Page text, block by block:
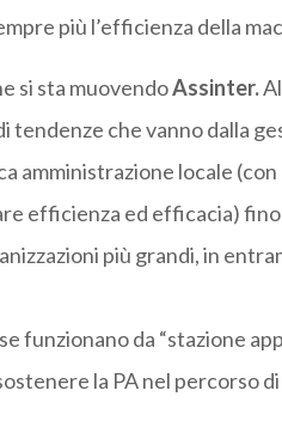
più l’efficienza della
si sta muovendoAssinter.
tendenze che vanno dalla
amministrazione locale
efficienza ed efficacia)
più grandi, in
funzionano da “stazione
la PA nel percorso